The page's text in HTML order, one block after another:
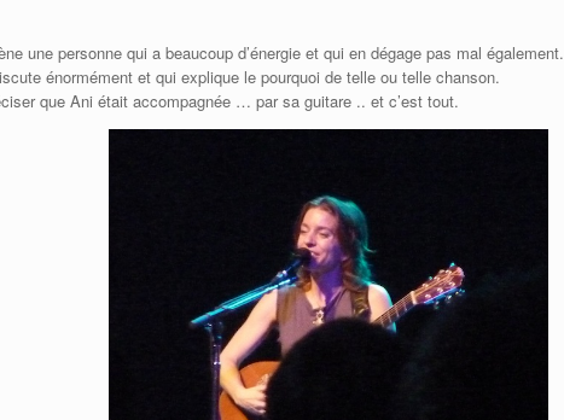
une personne qui a beaucoup d’énergie et qui en dégage pas mal également.
énormément et qui explique le pourquoi de telle ou telle chanson.
que Ani était accompagnée … par sa guitare .. et c’est tout.